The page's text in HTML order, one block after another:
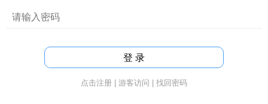
点击注册 游客访问 找回密码